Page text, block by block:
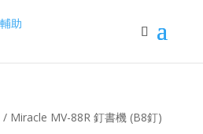
/ Miracle MV-88R 釘書機 (B8釘)